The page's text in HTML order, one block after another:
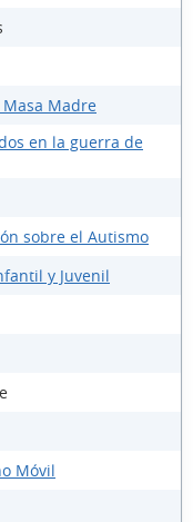
Madre
en la guerra de
sobre el Autismo
y Juvenil
Móvil